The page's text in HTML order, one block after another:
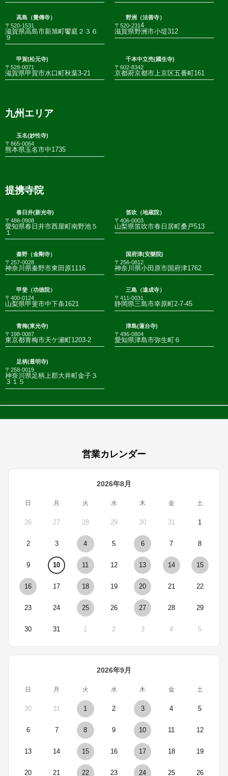
高島（覺傳寺）
〒520-1531
滋賀県高島市新旭町饗庭２３６
９
野洲（法善寺）
〒520-2314
滋賀県野洲市小堤312
甲賀(松元寺)
〒528-0071
滋賀県甲賀市水口町秋葉3-21
千本中立売(國生寺)
〒602-8342
京都府京都市上京区五番町161
九州エリア
玉名(妙性寺)
〒865-0064
熊本県玉名市中1735
提携寺院
春日井(新光寺)
〒486-0908
愛知県春日井市西屋町南野池５
１
笛吹（地蔵院）
〒406-0003
山梨県笛吹市春日居町桑戸513
秦野（金剛寺）
〒257-0028
神奈川県秦野市東田原1116
国府津(安樂院)
〒256-0812
神奈川県小田原市国府津1762
甲斐（功徳院）
〒400-0124
山梨県甲斐市中下条1621
三島（遠成寺）
〒411-0031
静岡県三島市幸原町2-7-45
青梅(東光寺)
〒198-0087
東京都青梅市天ケ瀬町1203-2
津島(蓮台寺)
〒496-0804
愛知県津島市弥生町６
足柄(最明寺)
〒258-0019
神奈川県足柄上郡大井町金子３
３１５
営業カレンダー
2026年8月
日 月 火 水 木 金 土
26 27 28 29 30 31 1
2 3 4 5 6 7 8
9 10 11 12 13 14 15
16 17 18 19 20 21 22
23 24 25 26 27 28 29
30 31 1 2 3 4 5
2026年9月
日 月 火 水 木 金 土
30 31 1 2 3 4 5
6 7 8 9 10 11 12
13 14 15 16 17 18 19
20 21 22 23 24 25 26